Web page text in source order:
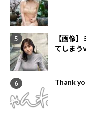
【画像
てしまう
Thank